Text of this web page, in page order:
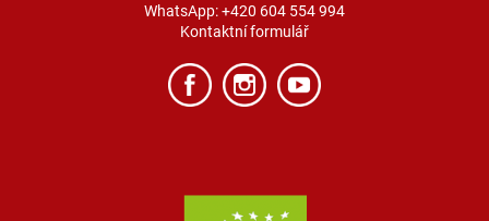
WhatsApp:+420 604 554 994
Kontaktní formulář